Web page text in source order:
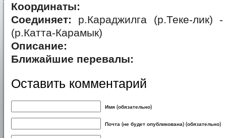
Координаты:
Соединяет: р.Караджилга (р.Теке-лик)
(р.Катта-Карамык)
Описание:
Ближайшие перевалы:
Оставить комментарий
Имя (обязательно)
Почта (не будет опубликована) (обязательно)